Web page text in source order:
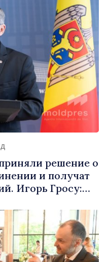
решение о
и получат
Игорь Гросу:
шанс